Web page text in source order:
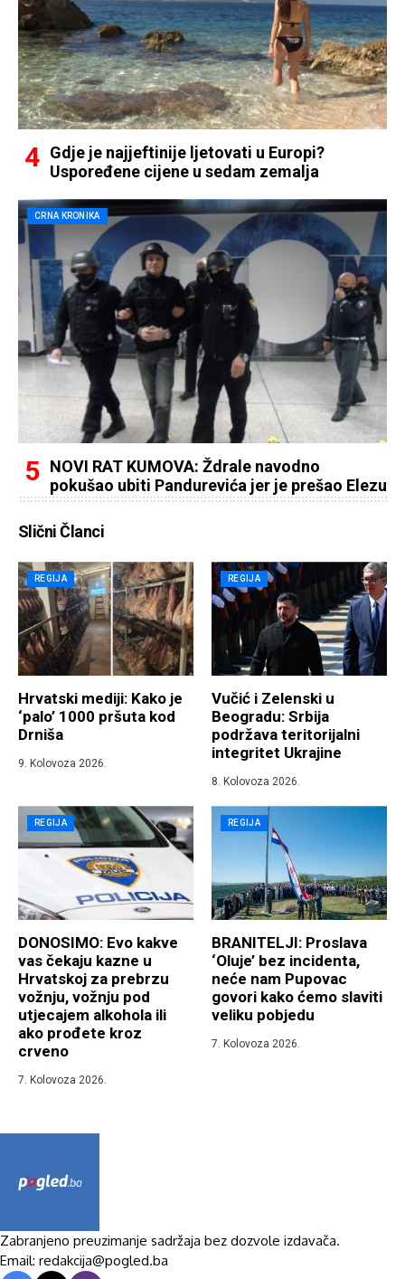
Gdje je najjeftinije ljetovati u Europi?
Uspoređene cijene u sedam zemalja
CRNA KRONIKA
NOVI RAT KUMOVA: Ždrale navodno
pokušao ubiti Pandurevića jer je prešao Elezu
Slični Članci
REGIJA
Hrvatski mediji: Kako je
‘palo’ 1000 pršuta kod
Drniša
9. Kolovoza 2026.
REGIJA
Vučić i Zelenski u
Beogradu: Srbija
podržava teritorijalni
integritet Ukrajine
8. Kolovoza 2026.
REGIJA
DONOSIMO: Evo kakve
vas čekaju kazne u
Hrvatskoj za prebrzu
vožnju, vožnju pod
utjecajem alkohola ili
ako prođete kroz
crveno
7. Kolovoza 2026.
REGIJA
BRANITELJI: Proslava
‘Oluje’ bez incidenta,
neće nam Pupovac
govori kako ćemo slaviti
veliku pobjedu
7. Kolovoza 2026.
Zabranjeno preuzimanje sadržaja bez dozvole izdavača.
Email: redakcija@pogled.ba